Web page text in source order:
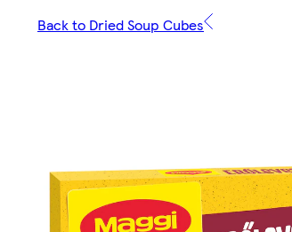
Back to Dried Soup Cubes